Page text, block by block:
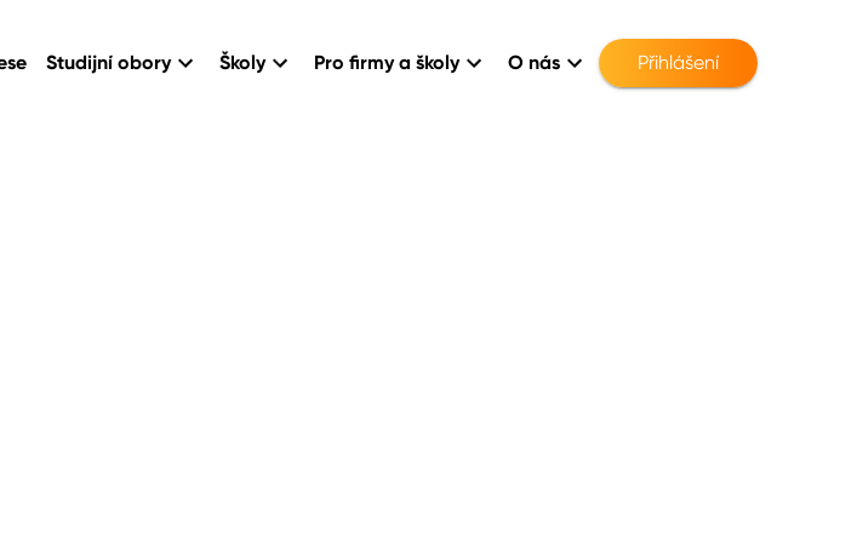
Studijní obory Školy Pro firmy a školy O nás Přihlášení